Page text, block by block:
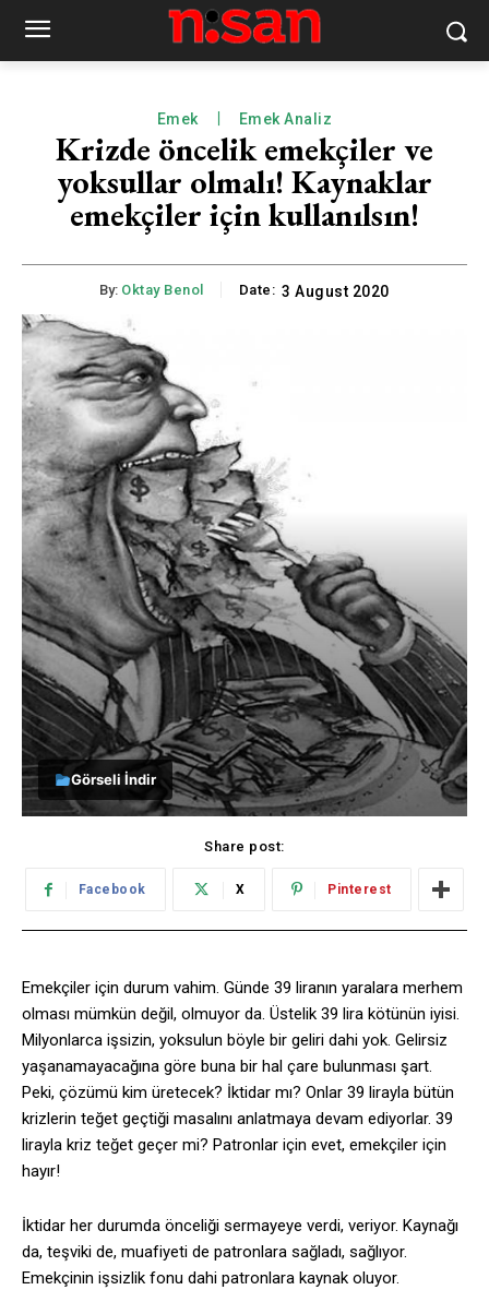
Emek Emek Analiz
Krizde öncelik emekçiler ve
yoksullar olmalı! Kaynaklar
emekçiler için kullanılsın!
By: Oktay Benol Date: 3 August 2020
Görseli İndir
Share post:
Facebook X Pinterest
Emekçiler için durum vahim. Günde 39 liranın yaralara merhem
olması mümkün değil, olmuyor da. Üstelik 39 lira kötünün iyisi.
Milyonlarca işsizin, yoksulun böyle bir geliri dahi yok. Gelirsiz
yaşanamayacağına göre buna bir hal çare bulunması şart.
Peki, çözümü kim üretecek? İktidar mı? Onlar 39 lirayla bütün
krizlerin teğet geçtiği masalını anlatmaya devam ediyorlar. 39
lirayla kriz teğet geçer mi? Patronlar için evet, emekçiler için
hayır!
İktidar her durumda önceliği sermayeye verdi, veriyor. Kaynağı
da, teşviki de, muafiyeti de patronlara sağladı, sağlıyor.
Emekçinin işsizlik fonu dahi patronlara kaynak oluyor.